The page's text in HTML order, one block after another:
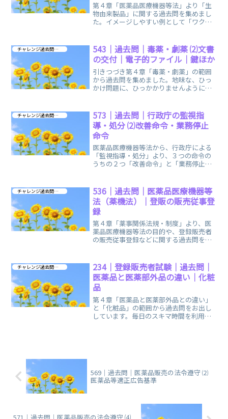
第４章「医薬品医療機器等法」より「生
物由来製品」に関する過去問を集めまし
た。イメージしやすい例として「ワクチ
チャレンジ過去問 第４章
543｜過去問｜毒薬・劇薬 ⑵文書
の交付｜電子的ファイル｜鍵ほか
引きつづき第４章「毒薬・劇薬」の範囲
から過去問を集めました。地味な、ひっ
かけ問題に、ひっかかりませんように覚
チャレンジ過去問 第４章
573｜過去問｜行政庁の監視指
導・処分 ⑵改善命令・業務停止
命令
医薬品医療機器等法から、行政庁による
「監視指導・処分」より、３つの命令の
うちの２つ「改善命令」と「業務停止命
チャレンジ過去問 第４章
536｜過去問｜医薬品医療機器等
法（薬機法）｜登販の販売従事登
録
第４章「薬事関係法規・制度」より、医
薬品医療機器等法の目的や、登録販売者
の販売従事登録などに関する過去問をお
チャレンジ過去問 第４章
234｜登録販売者試験｜過去問｜
医薬品と医薬部外品の違い｜化粧
品
第４章「医薬品と医薬部外品との違い」
と「化粧品」の範囲から過去問をお出し
しています。毎日のスキマ時間を利用し
569｜過去問｜医薬品販売の法令遵守 ⑵
医薬品等適正広告基準